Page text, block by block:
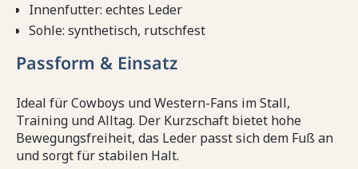
Innenfutter: echtes Leder
Sohle: synthetisch, rutschfest
Passform & Einsatz
Ideal für Cowboys und Western-Fans im Stall,
Training und Alltag. Der Kurzschaft bietet hohe
Bewegungsfreiheit, das Leder passt sich dem Fuß an
und sorgt für stabilen Halt.